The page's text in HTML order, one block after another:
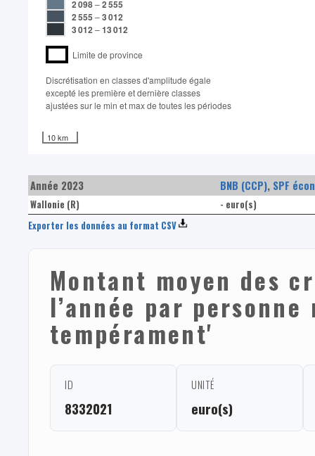
2 098–2 555
2 555 –3 012
3 012 –13 012
Limite de province
Discrétisation en classes d'amplitude égale​
excepté les première et dernière classes
ajustées sur le min et max de toutes les périodes
10 km
Année 2023 BNB (CCP), SPF
Wallonie (R)
- euro(s)
Exporter les données au format CSV
Montant moyen des
l’année par
tempérament'
ID
8332021
UNITÉ
euro(s)